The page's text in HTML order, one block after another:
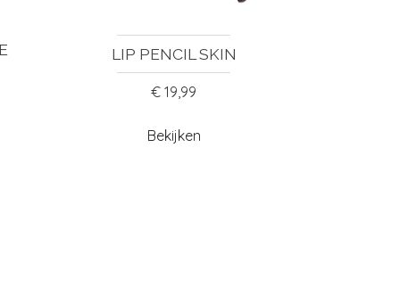
LIP PENCIL SKIN
€ 19,99
Bekijken